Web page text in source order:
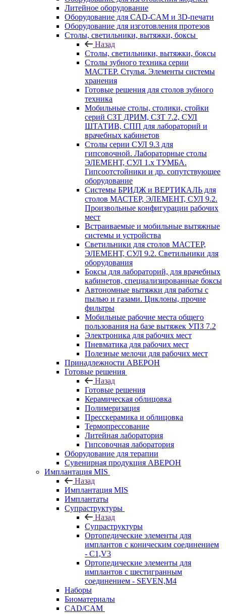
Литейное оборудование
Оборудование для CAD-CAM и 3D-печати
Оборудование для изготовления протезов
Cтолы, светильники, вытяжки, боксы
Назад
Cтолы, светильники, вытяжки, боксы
Столы зубного техника серии
МАСТЕР. Стулья. Элементы системы
хранения
Готовые решения для столов зубного
техника
Мобильные столы, столики, стойки
серий СЗТ ДРИМ, СЗТ 7.2, СУЛ
ШТАТИВ, СПП для лабораторий и
врачебных кабинетов
Столы серии СУЛ 9.3 для
гипсовочной. Лабораторные столы
ЭЛЕМЕНТ, СУЛ 1.х ТУМБА.
Гипсоотстойники и др. сопутствующее
оборудование
Системы БРИДЖ и ВЕРТИКАЛЬ для
столов МАСТЕР, ЭЛЕМЕНТ, СУЛ 9.2.
Произвольные конфигурации рабочих
мест
Встраиваемые и мобильные вытяжные
системы и устройства
Светильники для столов МАСТЕР,
ЭЛЕМЕНТ, СУЛ 9.2. Светильники для
оборудования
Боксы для лабораторий, для врачебных
кабинетов, специализированные боксы
Автономные вытяжки для работы с
пылью и газами. Циклоны, прочие
фильтры
Мобильные рабочие места общего
пользования на базе вытяжек УПЗ 7.2
Электроника для рабочих мест
Пневматика для рабочих мест
Полезные мелочи для рабочих мест
Принадлежности АВЕРОН
Готовые решения
Назад
Готовые решения
Керамическая облицовка
Полимеризация
Пресскерамика и облицовка
Термопрессование
Литейная лаборатория
Гипсовочная лаборатория
Оборудование для терапии
Сувенирная продукция АВЕРОН
Имплантация MIS
Назад
Имплантация MIS
Имплантаты
Супраструктуры
Назад
Супраструктуры
Ортопедические элементы для
имплантов с коническим соединением
- C1,V3
Ортопедические элементы для
имплантов с шестигранным
соединением - SEVEN,M4
Наборы
Биоматериалы
CAD/CAM